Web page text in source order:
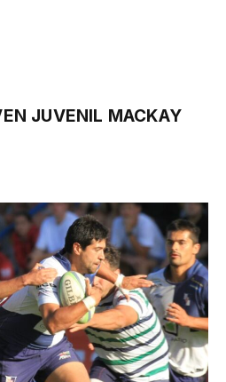
JUVENIL MACKAY